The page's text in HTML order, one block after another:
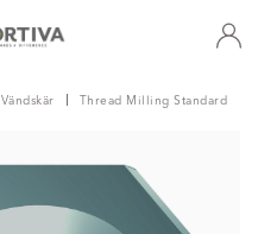
Vändskär Thread Milling Standard